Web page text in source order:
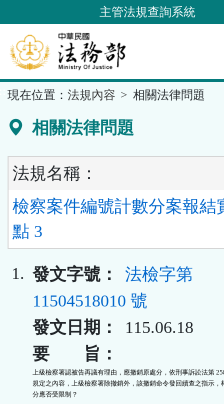
到
要
內
容
區
主管法規查詢系統
現在位置： 法規內容 相關法律問題
相關法律問題
法規名稱：
檢察案件編號計數分案報結
點 3
1. 發文字號：
法檢字第
11504518010 號
發文日期：
115.06.18
要 旨：
上級檢察署認被告再議有理由，應撤銷原處分，依刑事訴訟法第
規定之內容，上級檢察署除撤銷外，該撤銷命令發回續查之指示，
分應否受限制？